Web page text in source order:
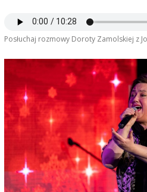
Posłuchaj rozmowy Doroty Zamolskiej z